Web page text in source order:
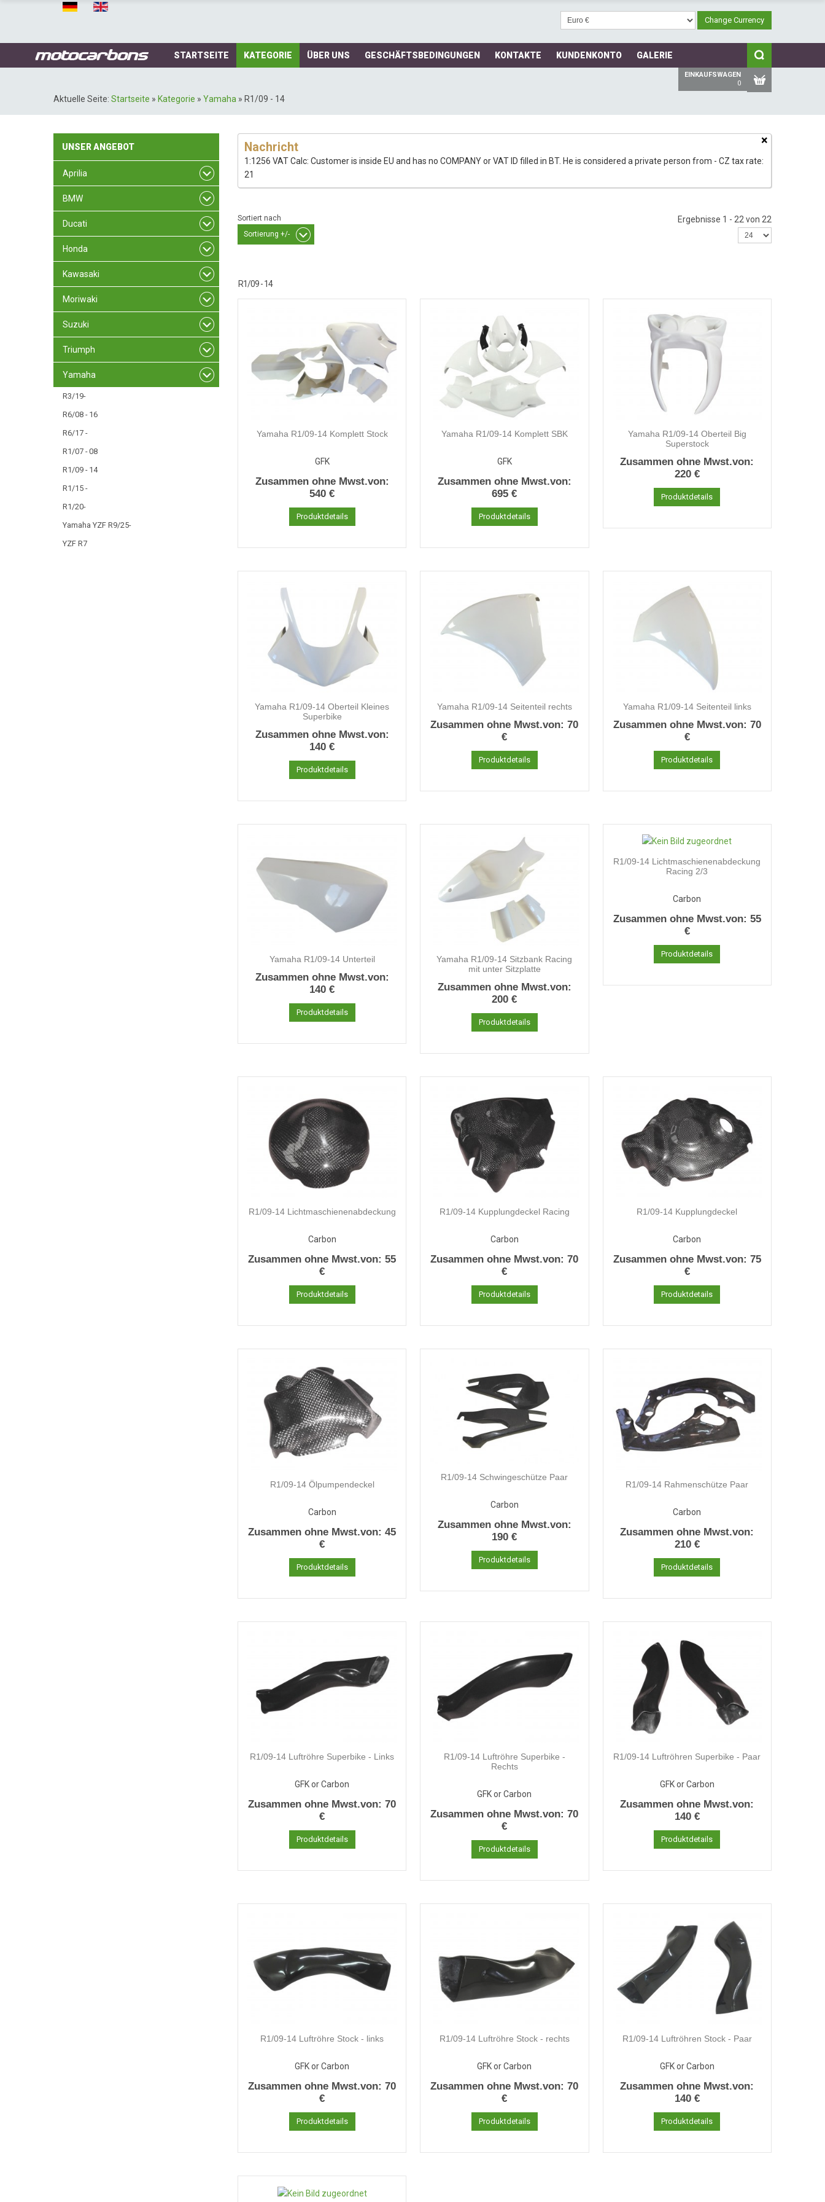
STARTSEITE KATEGORIE ÜBER UNS GESCHÄFTSBEDINGUNGEN KONTAKTE KUNDENKONTO GALERIE
EINKAUFSWAGEN
0
Aktuelle Seite: Startseite » Kategorie » Yamaha » R1/09 - 14
UNSERANGEBOT
Aprilia
BMW
Ducati
Honda
Kawasaki
Moriwaki
Suzuki
Triumph
Yamaha
R3/19-
R6/08 - 16
R6/17 -
R1/07 - 08
R1/09 - 14
R1/15 -
R1/20-
Yamaha YZF R9/25-
YZF R7
×
Nachricht
1:1256 VAT Calc: Customer is inside EU and has no COMPANY or VAT ID filled in BT. He is considered a private person from - CZ tax rate:
21
Sortiert nach
Sortierung +/-
Ergebnisse 1 - 22 von 22
R1/09 - 14
Yamaha R1/09-14 Komplett Stock
GFK
Zusammen ohne Mwst.von:
540 €
Produktdetails
Yamaha R1/09-14 Komplett SBK
GFK
Zusammen ohne Mwst.von:
695 €
Produktdetails
Yamaha R1/09-14 Oberteil Big
Superstock
Zusammen ohne Mwst.von:
220 €
Produktdetails
Yamaha R1/09-14 Oberteil Kleines
Superbike
Zusammen ohne Mwst.von:
140 €
Produktdetails
Yamaha R1/09-14 Seitenteil rechts
Zusammen ohne Mwst.von:70
€
Produktdetails
Yamaha R1/09-14 Seitenteil links
Zusammen ohne Mwst.von: 70
€
Produktdetails
Yamaha R1/09-14 Unterteil
Zusammen ohne Mwst.von:
140 €
Produktdetails
Yamaha R1/09-14 Sitzbank Racing
mit unter Sitzplatte
Zusammen ohne Mwst.von:
200 €
Produktdetails
R1/09-14 Lichtmaschienenabdeckung
Racing 2/3
Carbon
Zusammen ohne Mwst.von: 55
€
Produktdetails
R1/09-14 Lichtmaschienenabdeckung
Carbon
Zusammen ohne Mwst.von:55
€
Produktdetails
R1/09-14 Kupplungdeckel Racing
Carbon
Zusammen ohne Mwst.von:70
€
Produktdetails
R1/09-14 Kupplungdeckel
Carbon
Zusammen ohne Mwst.von: 75
€
Produktdetails
R1/09-14 Ölpumpendeckel
Carbon
Zusammen ohne Mwst.von:45
€
Produktdetails
R1/09-14 Schwingeschütze Paar
Carbon
Zusammen ohne Mwst.von:
190 €
Produktdetails
R1/09-14 Rahmenschütze Paar
Carbon
Zusammen ohne Mwst.von:
210 €
Produktdetails
R1/09-14 Luftröhre Superbike - Links
GFK or Carbon
Zusammen ohne Mwst.von:70
€
Produktdetails
R1/09-14 Luftröhre Superbike -
Rechts
GFK or Carbon
Zusammen ohne Mwst.von:70
€
Produktdetails
R1/09-14 Luftröhren Superbike - Paar
GFK or Carbon
Zusammen ohne Mwst.von:
140 €
Produktdetails
R1/09-14 Luftröhre Stock - links
GFK or Carbon
Zusammen ohne Mwst.von:70
€
Produktdetails
R1/09-14 Luftröhre Stock - rechts
GFK or Carbon
Zusammen ohne Mwst.von:70
€
Produktdetails
R1/09-14 Luftröhren Stock - Paar
GFK or Carbon
Zusammen ohne Mwst.von:
140 €
Produktdetails